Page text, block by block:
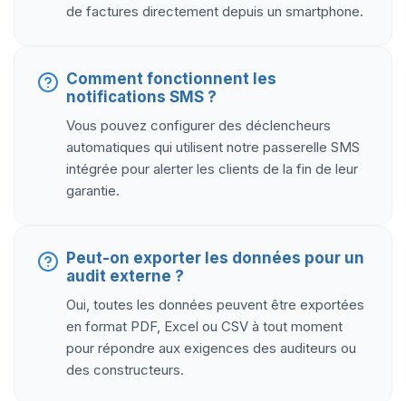
de factures directement depuis un smartphone.
Comment fonctionnent les
notifications SMS ?
Vous pouvez configurer des déclencheurs
automatiques qui utilisent notre passerelle SMS
intégrée pour alerter les clients de la fin de leur
garantie.
Peut-on exporter les données pour un
audit externe ?
Oui, toutes les données peuvent être exportées
en format PDF, Excel ou CSV à tout moment
pour répondre aux exigences des auditeurs ou
des constructeurs.